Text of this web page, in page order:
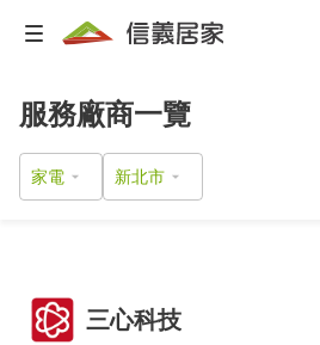
服務廠商一覽
家電
三心科技